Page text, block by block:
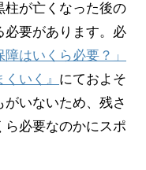
柱が亡くなった後の
必要があります。必
障はいくら必要？」
いく』 にておよそ
いないため、残さ
必要なのかにスポ